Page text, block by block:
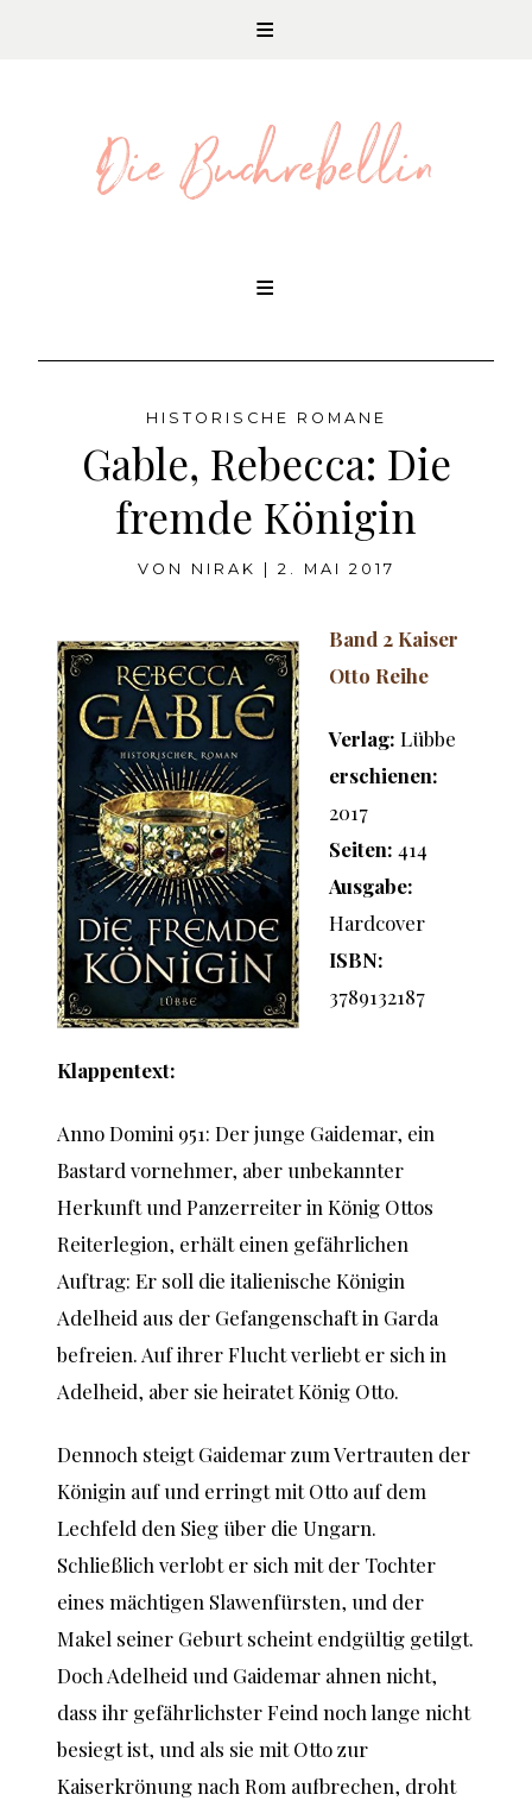
HISTORISCHE ROMANE
Gable, Rebecca: Die
fremde Königin
VON NIRAK 2. MAI 2017
Band 2 Kaiser
Otto Reihe
Verlag: Lübbe
erschienen:
2017
Seiten: 414
Ausgabe:
Hardcover
ISBN:
3789132187
Klappentext:
Anno Domini 951: Der junge Gaidemar, ein
Bastard vornehmer, aber unbekannter
Herkunft und Panzerreiter in König Ottos
Reiterlegion, erhält einen gefährlichen
Auftrag: Er soll die italienische Königin
Adelheid aus der Gefangenschaft in Garda
befreien. Auf ihrer Flucht verliebt er sich in
Adelheid, aber sie heiratet König Otto.
Dennoch steigt Gaidemar zum Vertrauten der
Königin auf und erringt mit Otto auf dem
Lechfeld den Sieg über die Ungarn.
Schließlich verlobt er sich mit der Tochter
eines mächtigen Slawenfürsten, und der
Makel seiner Geburt scheint endgültig getilgt.
Doch Adelheid und Gaidemar ahnen nicht,
dass ihr gefährlichster Feind noch lange nicht
besiegt ist, und als sie mit Otto zur
Kaiserkrönung nach Rom aufbrechen, droht